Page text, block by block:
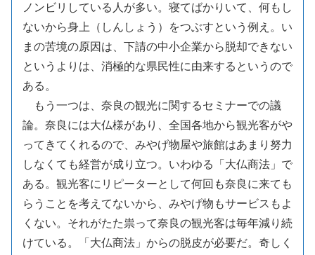
ノンビリしている人が多い。寝てばかりいて、何もし
ないから身上（しんしょう）をつぶすという例え。い
まの苦境の原因は、下請の中小企業から脱却できない
というよりは、消極的な県民性に由来するというので
ある。
もう一つは、奈良の観光に関するセミナーでの議
論。奈良には大仏様があり、全国各地から観光客がや
ってきてくれるので、みやげ物屋や旅館はあまり努力
しなくても経営が成り立つ。いわゆる「大仏商法」で
ある。観光客にリピーターとして何回も奈良に来ても
らうことを考えてないから、みやげ物もサービスもよ
くない。それがたた祟って奈良の観光客は毎年減り続
けている。「大仏商法」からの脱皮が必要だ。奇しく